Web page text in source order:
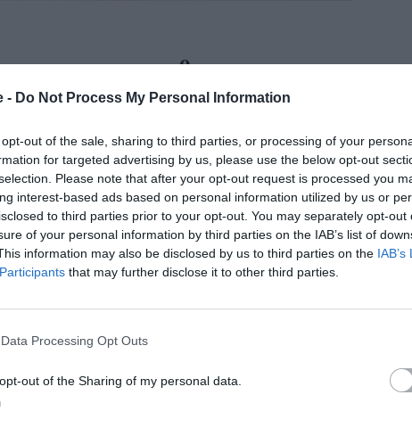
- Do Not Process My Personal Information
out of the sale, sharing to third parties, or processing of your
for targeted advertising by us, please use the below opt-out
Please note that after your opt-out request is processed you
interest-based ads based on personal information utilized by us or
to third parties prior to your opt-out. You may separately opt-out
of your personal information by third parties on the IAB’s list of
information may also be disclosed by us to third parties on the IAB’s
that may further disclose it to other third parties.
Processing Opt Outs
out of the Sharing of my personal data.
και του ιταλικού μπαρόκ,
νέα συλλογή της Chloé
συλλογή για τον γαλλικό οίκο μέχρι σήμερα.
που δε